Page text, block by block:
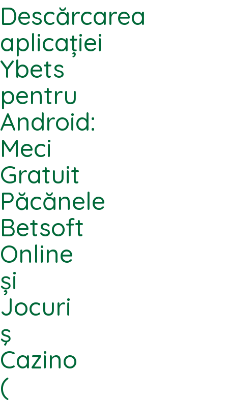
Descărcarea
aplicației
Ybets
pentru
Android:
Meci
Gratuit
Păcănele
Betsoft
Online
și
Jocuri
ş
Cazino
(